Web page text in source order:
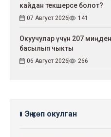
кайдан текшерсе болот?
07 Август 2026 141
Окуучулар үчүн 207
басылып чыкты
06 Август 2026 266
Эң көп окулган